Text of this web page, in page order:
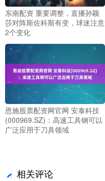
东南配资 重要调整，直播孙颖
莎对阵斯佐科斯有变，球迷注意
2个变化
恩施股票配资网官网 安泰科技
(000969.SZ)：高速工具钢可以
广泛应用于刀具领域
相关评论